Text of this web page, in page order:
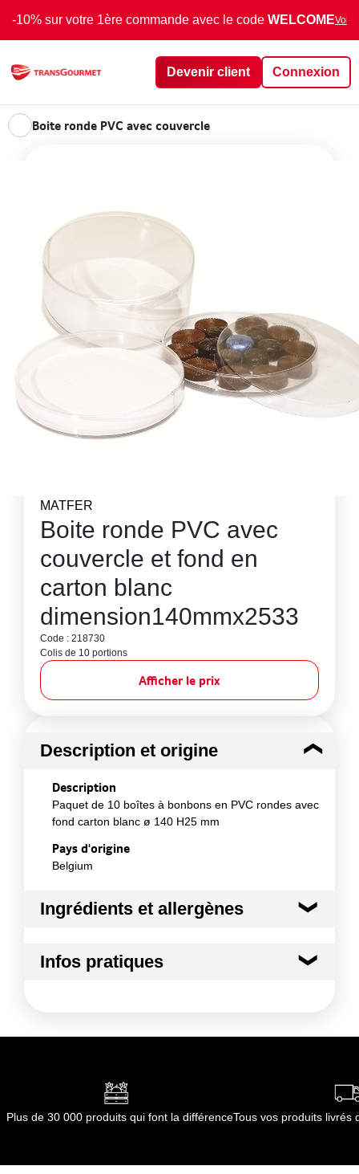
-10% sur votre 1ère commande avec le code WELCOMEVoir
Devenir client Connexion
Boite ronde PVC avec couvercle
MATFER
Boite ronde PVC avec
couvercle et fond en
carton blanc
dimension140mmx2533
Code : 218730
Colis de 10 portions
Afficher le prix
Description et origine
Description
Paquet de 10 boîtes à bonbons en PVC rondes avec
fond carton blanc ø 140 H25 mm
Pays d'origine
Belgium
Ingrédients et allergènes
Matière : PVC
Infos pratiques
Conditions de stockage après ouverture
Durée totale du produit :
Conformément aux informations transmises
par le(s) fournisseur(s) de Transgourmet
Plus de 30 000 produits qui font la différenceTous vos produits livrés